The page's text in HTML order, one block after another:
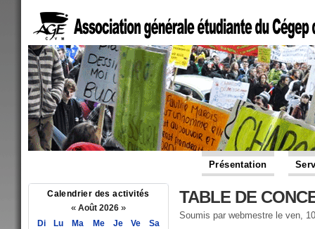
Présentation
Calendrier des activités
« Août 2026 »
Di Lu Ma Me Je Ve Sa
TABLE DE
Soumis par webmestre le ven,